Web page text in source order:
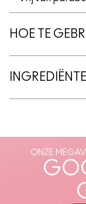
HOE TE
ONZE